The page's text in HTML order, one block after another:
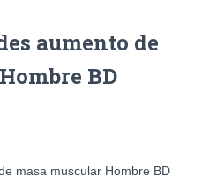
aumento de
BD
masa muscular Hombre BD